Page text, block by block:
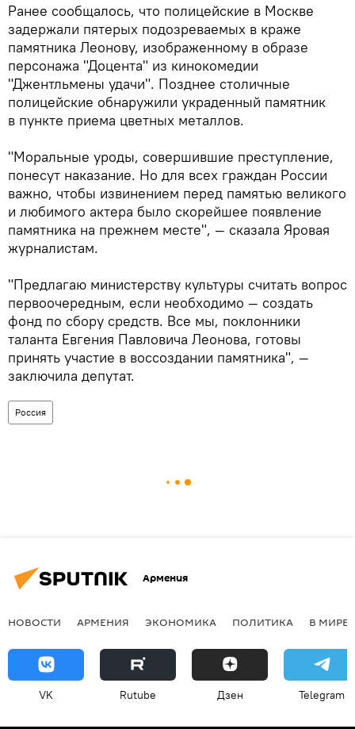
Ранее сообщалось, что полицейские в Москве
задержали пятерых подозреваемых в краже
памятника Леонову, изображенному в образе
персонажа "Доцента" из кинокомедии
"Джентльмены удачи". Позднее столичные
полицейские обнаружили украденный памятник
в пункте приема цветных металлов.
"Моральные уроды, совершившие преступление,
понесут наказание. Но для всех граждан России
важно, чтобы извинением перед памятью великого
и любимого актера было скорейшее появление
памятника на прежнем месте", — сказала Яровая
журналистам.
"Предлагаю министерству культуры считать вопрос
первоочередным, если необходимо — создать
фонд по сбору средств. Все мы, поклонники
таланта Евгения Павловича Леонова, готовы
принять участие в воссоздании памятника", —
заключила депутат.
Россия
Армения
НОВОСТИ АРМЕНИЯ ЭКОНОМИКА ПОЛИТИКА В МИРЕ
VK Rutube Дзен Telegram